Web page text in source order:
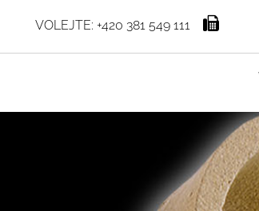
VOLEJTE: +420 381 549 111